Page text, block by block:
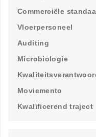
Commerciële
Vloerpersoneel
Auditing
Microbiologie
Moviemento
Kwalificerend traject